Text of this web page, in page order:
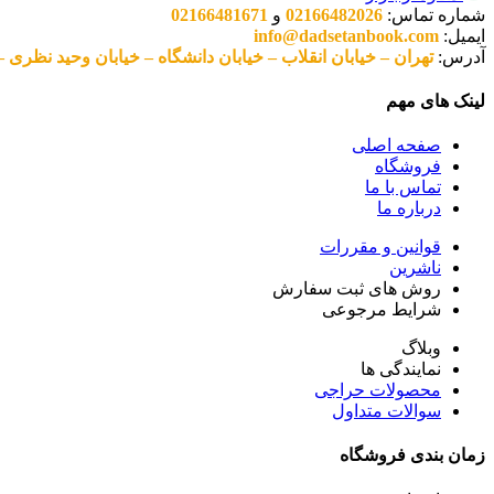
شماره تماس: 02166482026 و 02166481671
ایمیل: info@dadsetanbook.com
آدرس:تهران – خیابان انقلاب – خیابان دانشگاه – خیابان وحید نظری – پلاک 49 واحد 3 کد پستی:
لینک های مهم
صفحه اصلی
فروشگاه
تماس با ما
درباره ما
قوانین و مقررات
ناشرین
روش های ثبت سفارش
شرایط مرجوعی
وبلاگ
نمایندگی ها
محصولات حراجی
سوالات متداول
زمان بندی فروشگاه